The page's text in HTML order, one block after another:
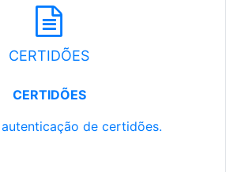
CERTIDÕES
CERTIDÕES
autenticação de certidões.